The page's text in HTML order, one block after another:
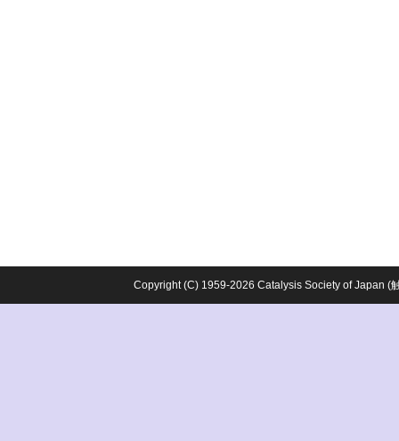
Copyright (C) 1959-2026 Catalysis Society of Japan (